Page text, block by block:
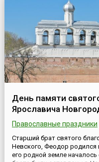
День памяти
Ярославича
Православные праздники
Старший брат святого
Невского, Феодор родился
его родной земле